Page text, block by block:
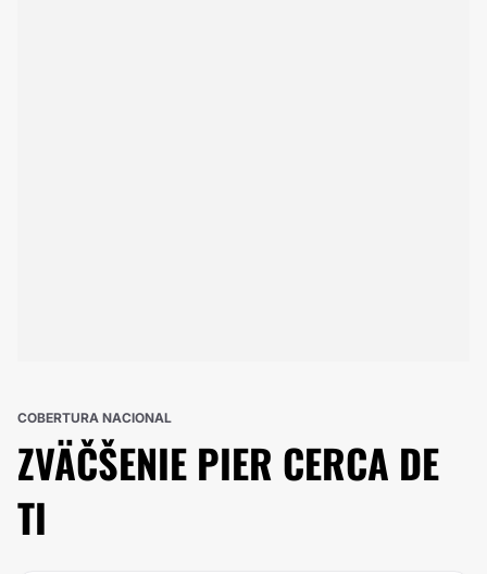
COBERTURA NACIONAL
ZVÄČŠENIE PIER CERCA DE
TI